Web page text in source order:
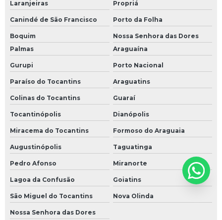
Laranjeiras Propriá
Canindé de São Francisco Porto da Folha
Boquim
Nossa Senhora das Dores
Palmas
Araguaína
Gurupi Porto Nacional
Paraíso do Tocantins Araguatins
Colinas do Tocantins Guaraí
Tocantinópolis Dianópolis
Miracema do Tocantins Formoso do Araguaia
Augustinópolis Taguatinga
Pedro Afonso Miranorte
Lagoa da Confusão Goiatins
São Miguel do Tocantins Nova Olinda
Nossa Senhora das Dores